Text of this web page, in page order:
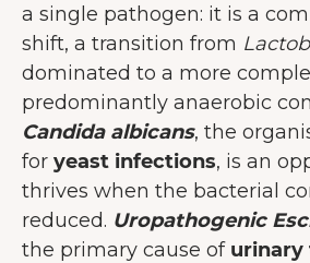
a single pathogen: it is a
shift, a transition from
dominated to a more
predominantly anaerobic
Candida albicans, the
for yeast infections, is an
thrives when the bacterial
reduced. Uropathogenic
the primary cause of